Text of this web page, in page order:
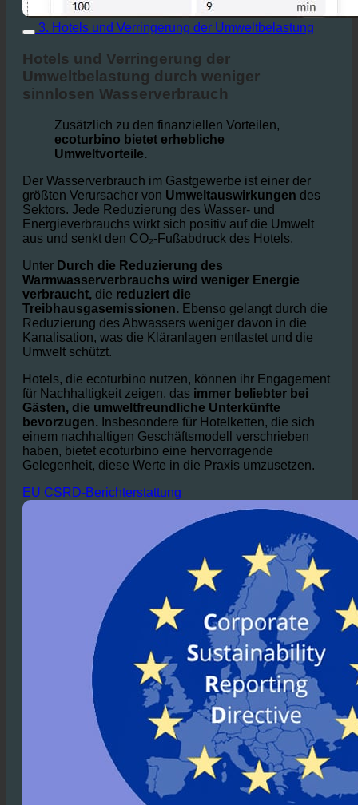
3. Hotels und Verringerung der Umweltbelastung
Hotels und Verringerung der
Umweltbelastung durch weniger
sinnlosen Wasserverbrauch
Zusätzlich zu den finanziellen Vorteilen,
ecoturbino bietet erhebliche
Umweltvorteile.
Der Wasserverbrauch im Gastgewerbe ist einer der
größten Verursacher von Umweltauswirkungen des
Sektors. Jede Reduzierung des Wasser- und
Energieverbrauchs wirkt sich positiv auf die Umwelt
aus und senkt den CO₂-Fußabdruck des Hotels.
Unter Durch die Reduzierung des
Warmwasserverbrauchs wird weniger Energie
verbraucht, die reduziert die
Treibhausgasemissionen. Ebenso gelangt durch die
Reduzierung des Abwassers weniger davon in die
Kanalisation, was die Kläranlagen entlastet und die
Umwelt schützt.
Hotels, die ecoturbino nutzen, können ihr Engagement
für Nachhaltigkeit zeigen, das immer beliebter bei
Gästen, die umweltfreundliche Unterkünfte
bevorzugen. Insbesondere für Hotelketten, die sich
einem nachhaltigen Geschäftsmodell verschrieben
haben, bietet ecoturbino eine hervorragende
Gelegenheit, diese Werte in die Praxis umzusetzen.
EU CSRD-Berichterstattung